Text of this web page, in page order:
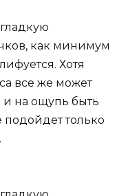
как минимум
Хотя
все же может
и на ощупь быть
подойдет только